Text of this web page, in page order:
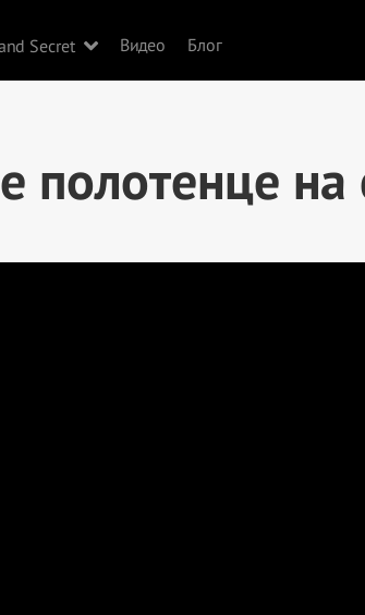
Secret Видео Блог
полотенце на